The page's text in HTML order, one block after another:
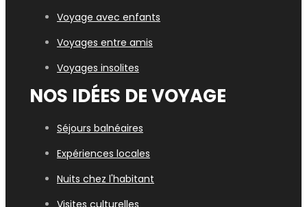
Voyage avec enfants
Voyages entre amis
Voyages insolites
NOS IDÉES DE VOYAGE
Séjours balnéaires
Expériences locales
Nuits chez l'habitant
Visites culturelles